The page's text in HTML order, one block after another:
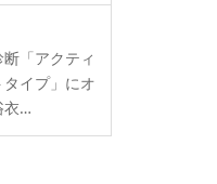
「アクティ
イプ」にオ
衣…